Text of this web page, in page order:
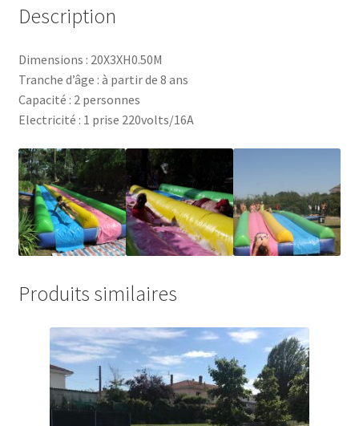
Description
Dimensions : 20X3XH0.50M
Tranche d’âge : à partir de 8 ans
Capacité : 2 personnes
Electricité : 1 prise 220volts/16A
Produits similaires